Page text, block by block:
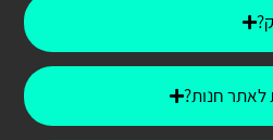
לאתר חנות?